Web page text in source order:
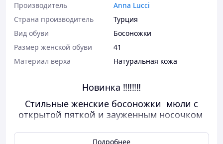
Производитель
Anna Lucci
Страна производитель
Турция
Вид обуви
Босоножки
Размер женской обуви
41
Материал верха
Натуральная кожа
Новинка ‼‼‼‼
Стильные женские босоножки мюли с
открытой пяткой и зауженным носочком
Материал : кожа натуральная и стельки
кожа .
Подробнее